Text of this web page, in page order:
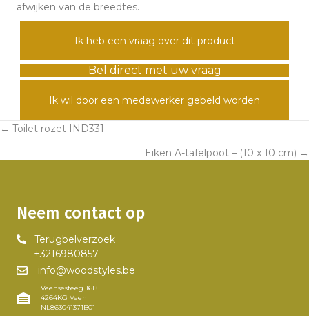
afwijken van de breedtes.
Ik heb een vraag over dit product
Bel direct met uw vraag
Ik wil door een medewerker gebeld worden
Posts
navigation
← Toilet rozet IND331
Eiken A-tafelpoot – (10 x 10 cm) →
Neem contact op
Terugbelverzoek
+3216980857
info@woodstyles.be
Veensesteeg 16B
4264KG Veen
NL863041371B01